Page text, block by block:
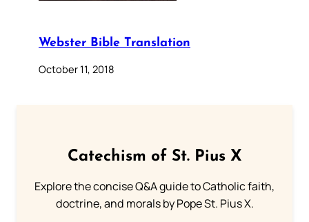
Webster Bible Translation
October 11, 2018
Catechism of St. Pius X
Explore the concise Q&A guide to Catholic faith,
doctrine, and morals by Pope St. Pius X.